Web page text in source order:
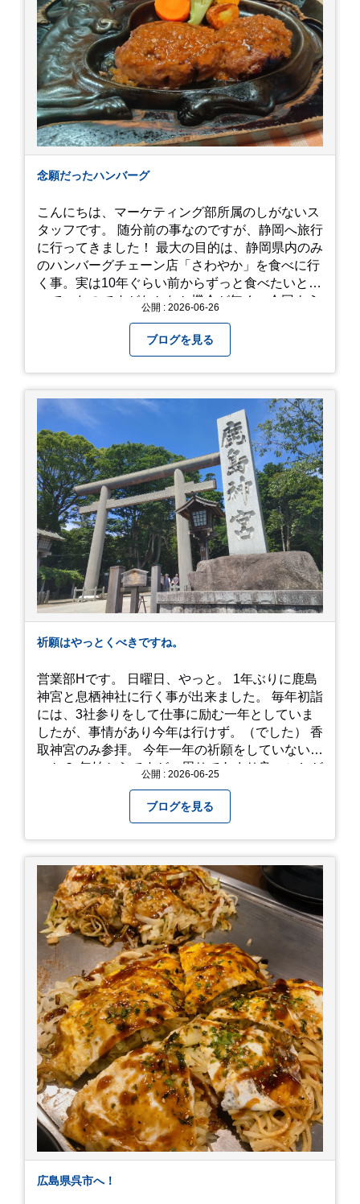
念願だったハンバーグ
こんにちは、マーケティング部所属のしがないス
タッフです。 随分前の事なのですが、静岡へ旅行
に行ってきました！ 最大の目的は、静岡県内のみ
のハンバーグチェーン店「さわやか」を食べに行
く事。実は10年ぐらい前からずっと食べたいと思
っていたのですがなかなか機会が無く、今回よう
って待機する事になったのですが、、10時頃にも
らった整理券で、お店に入れるのは12時過ぎ頃で
した。大人気とは聞いていましたがここまでと
は、、！！ 駅前ショッピングモール内の店舗だっ
たのでお買い物をしつつ待機して遂に入店。ハン
バーグはレアな焼き加減でとってもジューシーで
最高に美味しかったです！！目の前で店員さんが
カットしてくれるのもとっても良かったです。 こ
れは何個でも行けてしまう勢い、、！！！ 皆様も
静岡へ行く予定がありましたら是非とも召し上が
って見てください！予約は行っていないようなの
で、時と場合とタイミングと要相談で
す、、！！！
公開 : 2026-06-26
ブログを見る
祈願はやっとくべきですね。
営業部Hです。 日曜日、やっと。 1年ぶりに鹿島
神宮と息栖神社に行く事が出来ました。 毎年初詣
には、3社参りをして仕事に励む一年としていま
したが、事情があり今年は行けず。（でした） 香
取神宮のみ参拝。 今年一年の祈願をしていないせ
いか？ 年始からですが、周りであまり良いことが
から、あっという間に半年が過ぎやっとこさ。 3
日後のこと。不思議ですね。 気にかかる事1つ
目。友人の長期入院から退院の知らせあり！ 気に
かかる事2つ目。疎遠だった知人の訪問あり！ 気
にかかるetcが徐々に....。 気の持ちようと、タイ
ミングかもしれませんが。お宮参りはお薦めで
す。
公開 : 2026-06-25
ブログを見る
広島県呉市へ！